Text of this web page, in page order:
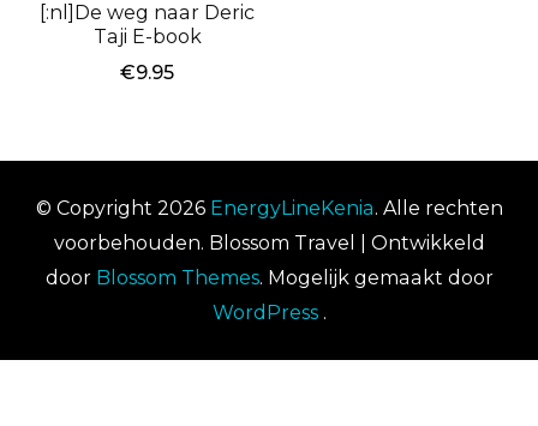
[:nl]De weg naar Deric
Taji E-book
€9.95
© Copyright 2026 EnergyLineKenia. Alle rechten
voorbehouden. Blossom Travel | Ontwikkeld
door Blossom Themes. Mogelijk gemaakt door
WordPress.